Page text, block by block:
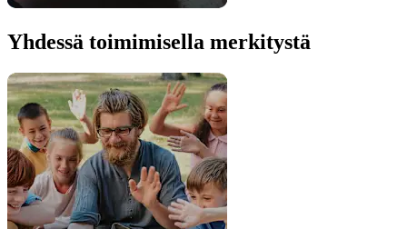
Yhdessä toimimisella merkitystä